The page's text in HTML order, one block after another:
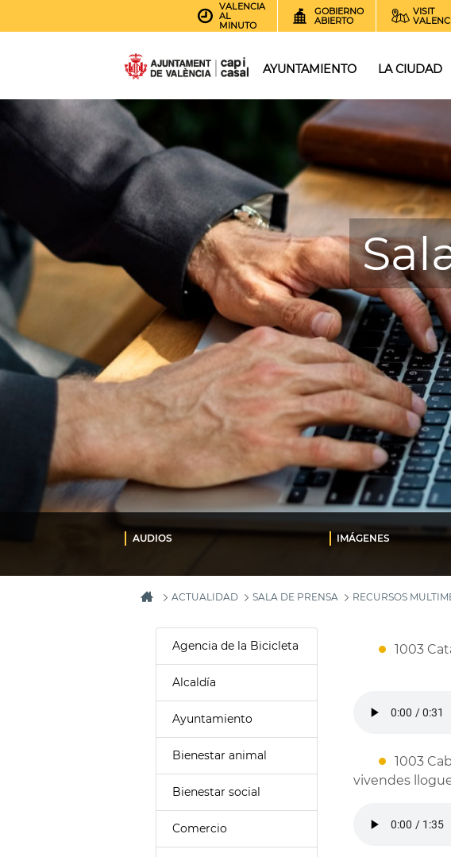
VALENCIA
AL
MINUTO
GOBIERNO
ABIERTO
VISIT
AYUNTAMIENTO LA CIUDAD
AUDIOS IMÁGENES
ACTUALIDAD SALA DE PRENSA RECURSOS
Agencia de la Bicicleta
Alcaldía
Ayuntamiento
Bienestar animal
Bienestar social
Comercio
1003
1003
vivendes